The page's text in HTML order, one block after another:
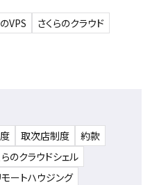
VPS
さくらのクラウド
取次店制度
約款
らのクラウドシェル
モートハウジング